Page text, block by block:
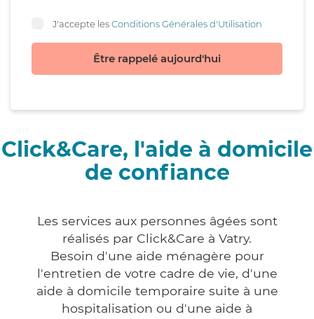
J'accepte lesConditions Générales d'Utilisation
Être rappelé aujourd'hui
Click&Care, l'aide à domicile
de confiance
Les services aux personnes âgées sont
réalisés par Click&Care à Vatry.
Besoin d'une aide ménagère pour
l'entretien de votre cadre de vie, d'une
aide à domicile temporaire suite à une
hospitalisation ou d'une aide à